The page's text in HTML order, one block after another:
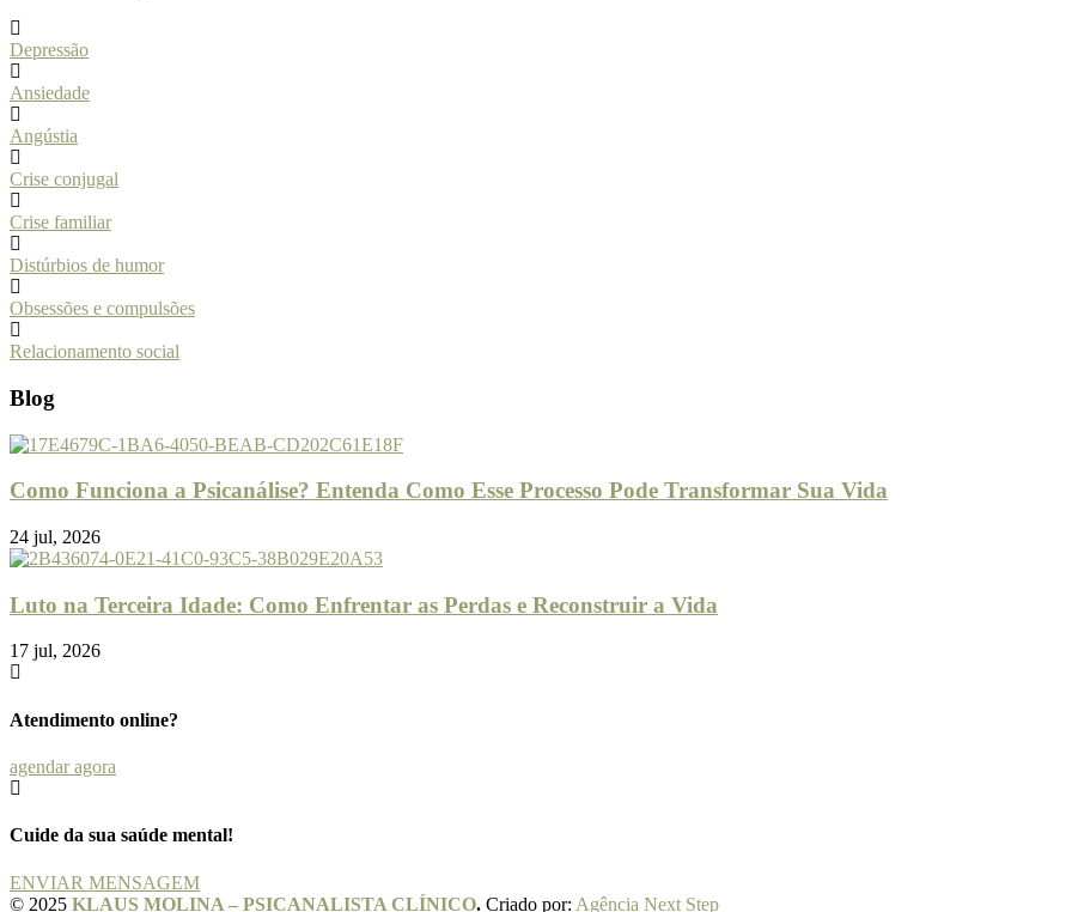
Depressão
Ansiedade
Angústia
Crise conjugal
Crise familiar
Distúrbios de humor
Obsessões e compulsões
Relacionamento social
Blog
Como Funciona a Psicanálise? Entenda Como Esse Processo Pode Transformar Sua Vida
24 jul, 2026
Luto na Terceira Idade: Como Enfrentar as Perdas e Reconstruir a Vida
17 jul, 2026
Atendimento online?
agendar agora
Cuide da sua saúde mental!
ENVIAR MENSAGEM
© 2025 KLAUS MOLINA – PSICANALISTA CLÍNICO. Criado por: Agência Next Step